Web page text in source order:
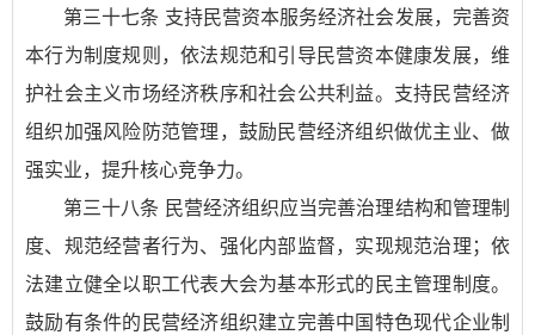
第三十七条 支持民营资本服务经济社会发展，完善资
本行为制度规则，依法规范和引导民营资本健康发展，维
护社会主义市场经济秩序和社会公共利益。支持民营经济
组织加强风险防范管理，鼓励民营经济组织做优主业、做
强实业，提升核心竞争力。
第三十八条 民营经济组织应当完善治理结构和管理制
度、规范经营者行为、强化内部监督，实现规范治理；依
法建立健全以职工代表大会为基本形式的民主管理制度。
鼓励有条件的民营经济组织建立完善中国特色现代企业制